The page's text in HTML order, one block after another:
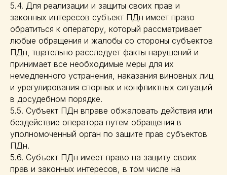
5.4. Для реализации и защиты своих прав и
законных интересов субъект ПДн имеет право
обратиться к оператору, который рассматривает
любые обращения и жалобы со стороны субъектов
ПДн, тщательно расследует факты нарушений и
принимает все необходимые меры для их
немедленного устранения, наказания виновных лиц
и урегулирования спорных и конфликтных ситуаций
в досудебном порядке.
5.5. Субъект ПДн вправе обжаловать действия или
бездействие оператора путем обращения в
уполномоченный орган по защите прав субъектов
ПДн.
5.6. Субъект ПДн имеет право на защиту своих
прав и законных интересов, в том числе на